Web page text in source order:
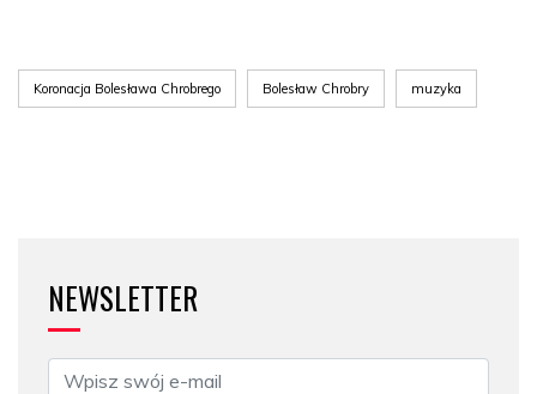
Koronacja Bolesława Chrobrego Bolesław Chrobry muzyka
NEWSLETTER